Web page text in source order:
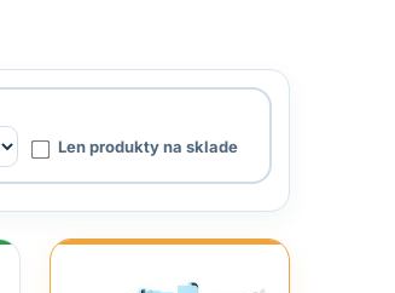
Len produkty na sklade